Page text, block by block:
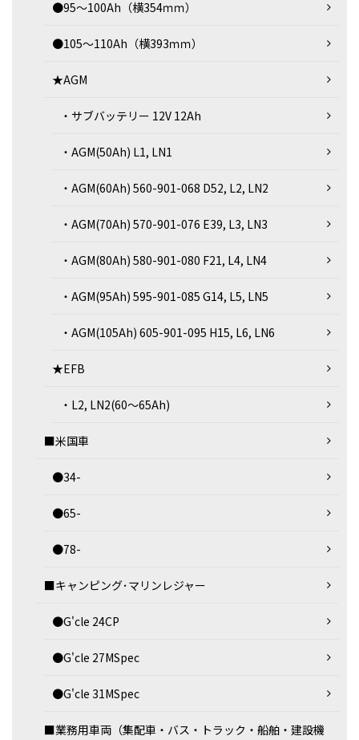
●95～100Ah（横354ｍｍ）
●105～110Ah（横393ｍｍ）
★AGM
・サブバッテリー 12V 12Ah
・AGM(50Ah) L1, LN1
・AGM(60Ah) 560-901-068 D52, L2, LN2
・AGM(70Ah) 570-901-076 E39, L3, LN3
・AGM(80Ah) 580-901-080 F21, L4, LN4
・AGM(95Ah) 595-901-085 G14, L5, LN5
・AGM(105Ah) 605-901-095 H15, L6, LN6
★EFB
・L2, LN2(60～65Ah)
■米国車
●34-
●65-
●78-
■キャンピング･マリンレジャー
●G'cle 24CP
●G'cle 27MSpec
●G'cle 31MSpec
■業務用車両（集配車・バス・トラック・船舶・建設機